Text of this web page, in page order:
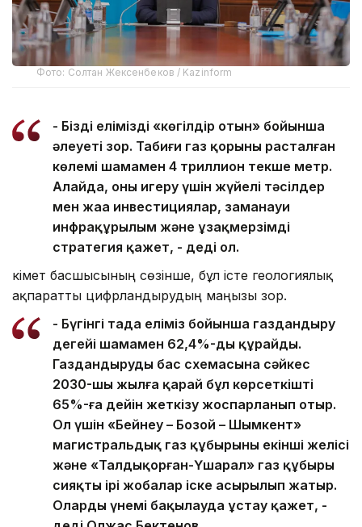
Фото: Солтан Жексенбеков / Kazinform
- Біздің еліміздің «көгілдір отын» бойынша
әлеуеті зор. Табиғи газ қорының расталған
көлемі шамамен 4 триллион текше метр.
Алайда, оны игеру үшін жүйелі тәсілдер
мен жаңа инвестициялар, заманауи
инфрақұрылым және ұзақмерзімді
стратегия қажет, - деді ол.
Үкімет басшысының сөзінше, бұл істе геологиялық
ақпаратты цифрландырудың маңызы зор.
- Бүгінгі таңда еліміз бойынша газдандыру
деңгейі шамамен 62,4%-ды құрайды.
Газдандырудың бас схемасына сәйкес
2030-шы жылға қарай бұл көрсеткішті
65%-ға дейін жеткізу жоспарланып отыр.
Ол үшін «Бейнеу – Бозой – Шымкент»
магистральдық газ құбырының екінші желісі
және «Талдықорған-Үшарал» газ құбыры
сияқты ірі жобалар іске асырылып жатыр.
Оларды үнемі бақылауда ұстау қажет, -